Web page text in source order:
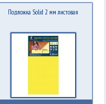
Подложка Solid 2 мм листовая